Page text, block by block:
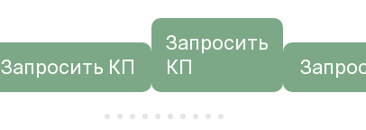
Запросить КП
Запросить
КП